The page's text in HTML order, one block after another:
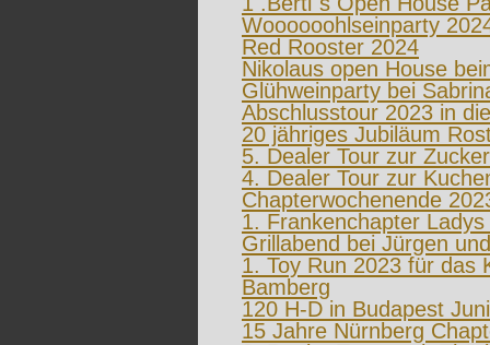
Woooooohlseinparty
Red Rooster 2024
Nikolaus open House
Glühweinparty bei
Abschlusstour 2023 in
20 jähriges Jubiläum
5. Dealer Tour zur
4. Dealer Tour zur
Chapterwochenende
1. Frankenchapter
Grillabend bei Jürgen
1. Toy Run 2023 für das
Bamberg
120 H-D in Budapest
15 Jahre Nürnberg